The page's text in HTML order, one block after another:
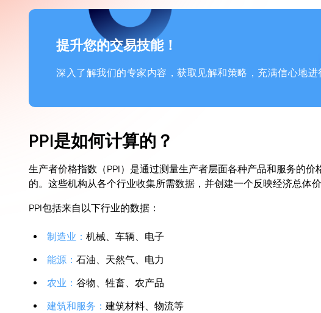
提升您的交易技能！
深入了解我们的专家内容，获取见解和策略，充满信心地进
PPI是如何计算的？
生产者价格指数（PPI）是通过测量生产者层面各种产品和服务的
的。这些机构从各个行业收集所需数据，并创建一个反映经济总体
PPI包括来自以下行业的数据：
制造业： 机械、车辆、电子
能源： 石油、天然气、电力
农业： 谷物、牲畜、农产品
建筑和服务： 建筑材料、物流等